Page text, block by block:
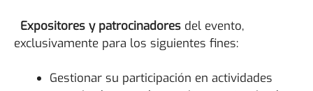
Expositores y patrocinadores del evento,
exclusivamente para los siguientes fines:
Gestionar su participación en actividades